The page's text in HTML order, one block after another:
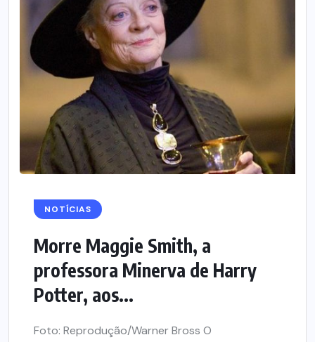
NOTÍCIAS
Morre Maggie Smith, a
professora Minerva de Harry
Potter, aos...
Foto: Reprodução/Warner Bross O